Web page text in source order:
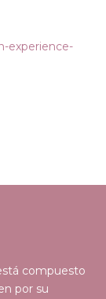
experience-
compuesto
por su